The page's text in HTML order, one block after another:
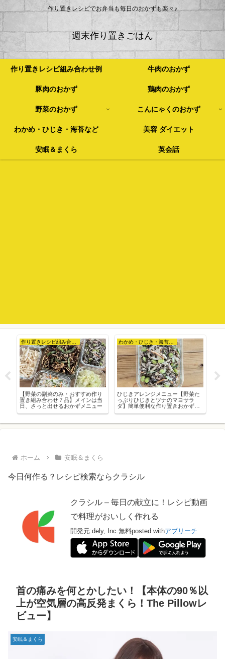
作り置きレシピでお弁当も毎日のおかずも楽々♪
週末作り置きごはん
作り置きレシピ組み合わせ例 牛肉のおかず
豚肉のおかず 鶏肉のおかず
野菜のおかず こんにゃくのおかず
わかめ・ひじき・海苔など 美容 ダイエット
安眠＆まくら 英会話
作り置きレシピ組み合わせ例
【野菜の副菜のみ・おすすめ作り
置き組み合わせ７品】メインは当
日、さっと出せるおかずメニュー
わかめ・ひじき・海苔など
ひじきアレンジメニュー【野菜た
っぷりひじきとツナのマヨサラ
ダ】簡単便利な作り置きおかずレ
ホーム 安眠＆まくら
今日何作る？レシピ検索ならクラシル
クラシル – 毎日の献立に！レシピ動画
で料理がおいしく作れる
開発元:dely, Inc. 無料posted withアプリーチ
首の痛みを何とかしたい！【本体の90％以
上が空気層の高反発まくら！The Pillowレ
ビュー】
安眠＆まくら